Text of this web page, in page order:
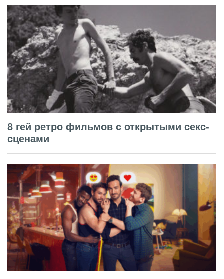
8 гей ретро фильмов с открытыми секс-
сценами